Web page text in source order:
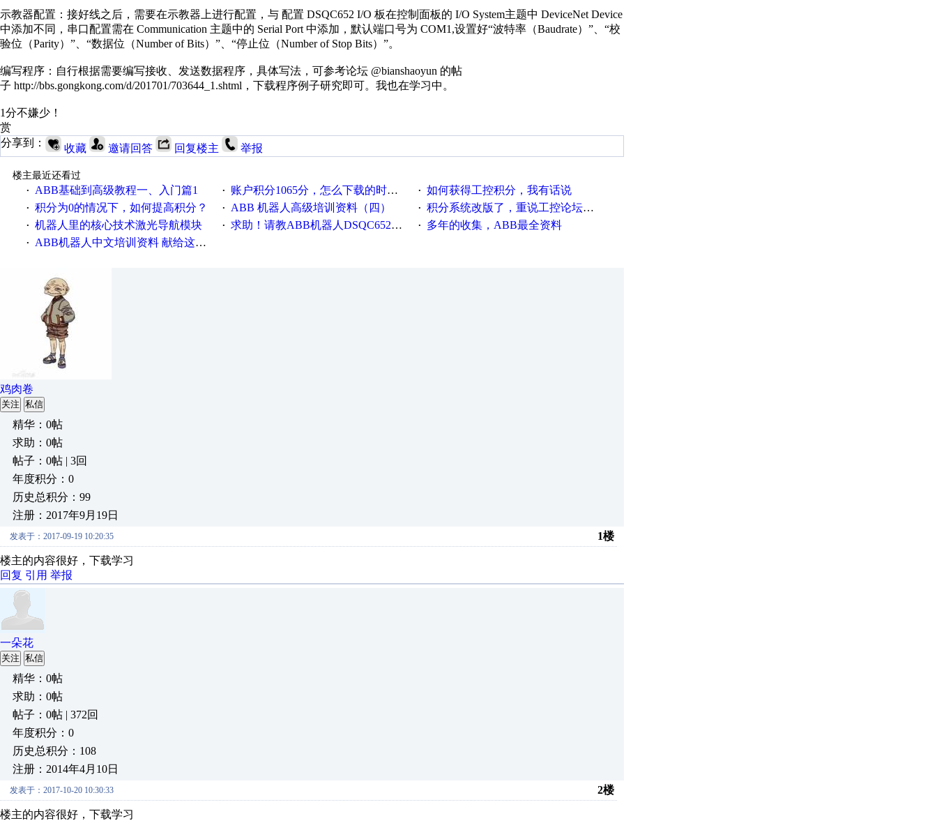
示教器配置：接好线之后，需要在示教器上进行配置，与 配置 DSQC652 I/O 板在控制面板的 I/O System主题中 DeviceNet Device
中添加不同，串口配置需在 Communication 主题中的 Serial Port 中添加，默认端口号为 COM1,设置好“波特率（Baudrate）”、“校
验位（Parity）”、“数据位（Number of Bits）”、“停止位（Number of Stop Bits）”。
编写程序：自行根据需要编写接收、发送数据程序，具体写法，可参考论坛 @bianshaoyun 的帖
子 http://bbs.gongkong.com/d/201701/703644_1.shtml，下载程序例子研究即可。我也在学习中。
1分不嫌少！
赏
分享到：
收藏 邀请回答 回复楼主 举报
楼主最近还看过
·
ABB基础到高级教程一、入门篇1 · 账户积分1065分，怎么下载的时候提示积分不足，什么意思 · 如何获得工控积分，我有话说
· 积分为0的情况下，如何提高积分？ · ABB 机器人高级培训资料（四） · 积分系统改版了，重说工控论坛积分那点事儿……
· 机器人里的核心技术激光导航模块 · 求助！请教ABB机器人DSQC652输出问题 · 多年的收集，ABB最全资料
· ABB机器人中文培训资料 献给这个点还在学习的人们
鸡肉卷
关注 私信
精华：0帖
求助：0帖
帖子：0帖 | 3回
年度积分：0
历史总积分：99
注册：2017年9月19日
发表于：2017-09-19 10:20:35 1楼
楼主的内容很好，下载学习
回复 引用 举报
一朵花
关注 私信
精华：0帖
求助：0帖
帖子：0帖 | 372回
年度积分：0
历史总积分：108
注册：2014年4月10日
发表于：2017-10-20 10:30:33 2楼
楼主的内容很好，下载学习